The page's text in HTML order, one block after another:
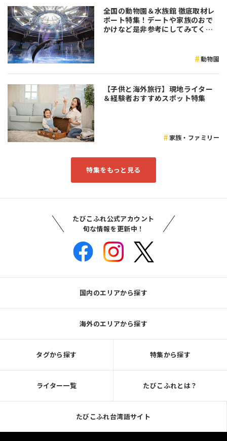
全国の動物園＆水族館 徹底取材レ
ポート特集！デートや家族のおで
かけなど是非参考にしてみてくだ
動物園
【子供と海外旅行】現地ライター
＆経験者おすすめスポット特集
家族・ファミリー
特集をもっと見る
たびこふれ公式アカウント
旬な情報を更新中！
国内のエリアから探す
海外のエリアから探す
タグから探す 特集から探す
ライター一覧 たびこふれとは？
たびこふれ台湾語サイト